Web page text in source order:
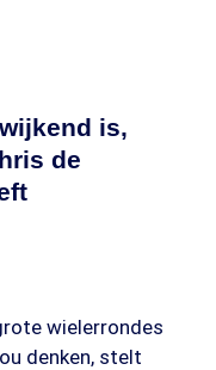
is,
de
wielerrondes
denken, stelt